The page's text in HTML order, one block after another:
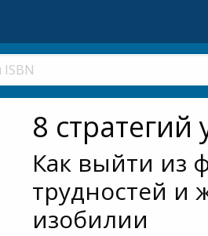
8
Как выйти из
трудностей и
изобилии